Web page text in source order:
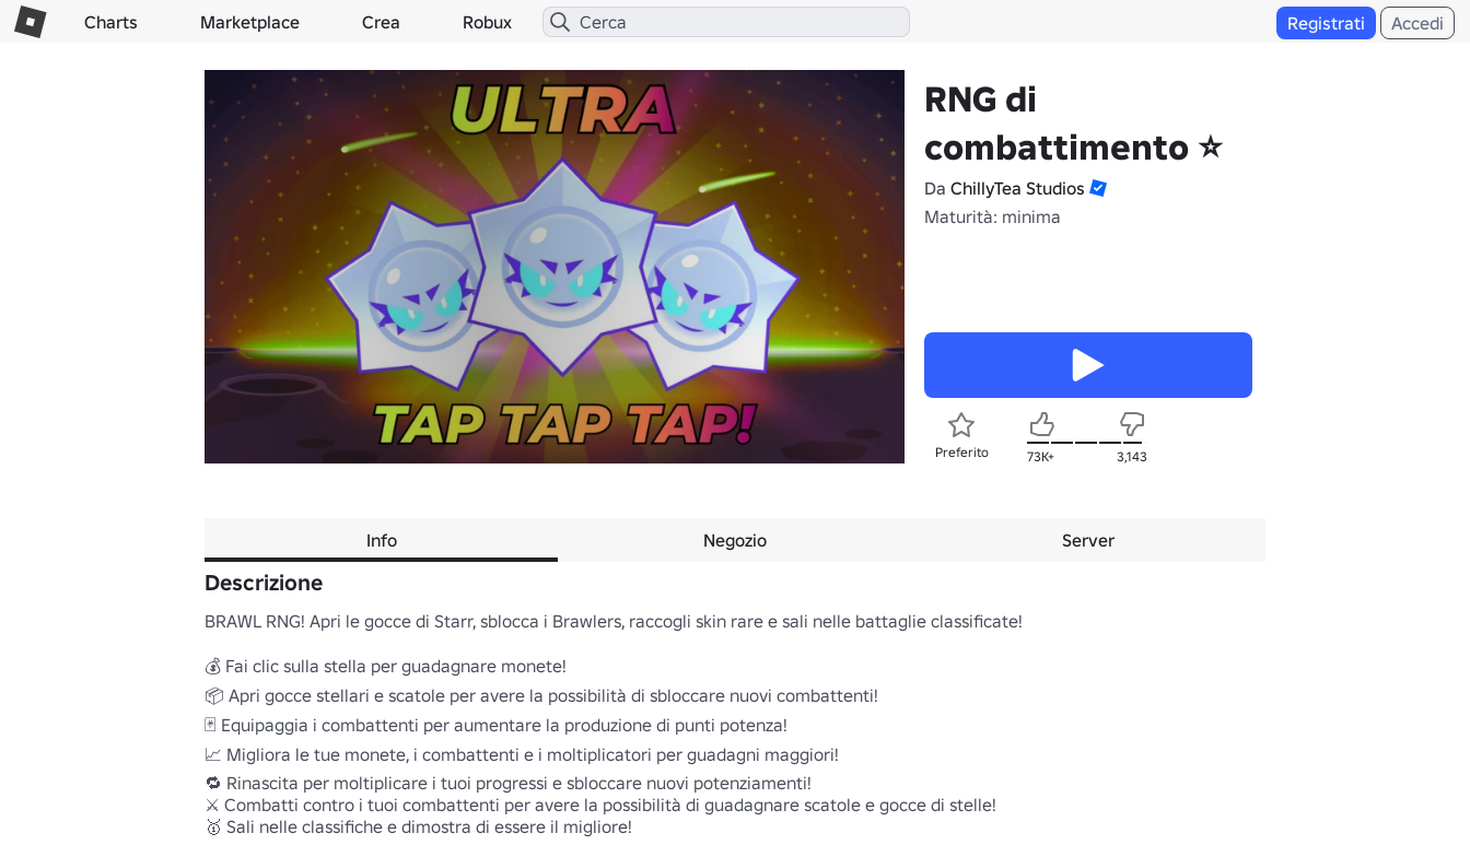
Charts Marketplace Crea Robux Registrati Accedi
RNG di
combattimento ⭐
Da ChillyTea Studios
Maturità: minima
Preferito 73K+ 3,143
Info Negozio Server
Descrizione
BRAWL RNG! Apri le gocce di Starr, sblocca i Brawlers, raccogli skin rare e sali nelle battaglie classificate!
💰 Fai clic sulla stella per guadagnare monete!
📦 Apri gocce stellari e scatole per avere la possibilità di sbloccare nuovi combattenti!
🃏 Equipaggia i combattenti per aumentare la produzione di punti potenza!
📈 Migliora le tue monete, i combattenti e i moltiplicatori per guadagni maggiori!
🔁 Rinascita per moltiplicare i tuoi progressi e sbloccare nuovi potenziamenti!
⚔️ Combatti contro i tuoi combattenti per avere la possibilità di guadagnare scatole e gocce di stelle!
🥇 Sali nelle classifiche e dimostra di essere il migliore!